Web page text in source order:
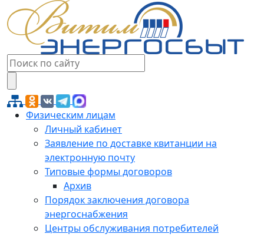
Физическим лицам
Личный кабинет
Заявление по доставке квитанции на
электронную почту
Типовые формы договоров
Архив
Порядок заключения договора
энергоснабжения
Центры обслуживания потребителей